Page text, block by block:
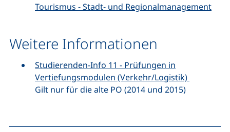
Tourismus - Stadt- und Regionalmanagement
Weitere Informationen
Studierenden-Info 11 - Prüfungen in
Vertiefungsmodulen (Verkehr/Logistik)
Gilt nur für die alte PO (2014 und 2015)